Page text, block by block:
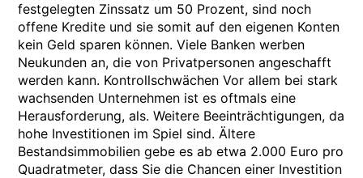
festgelegten Zinssatz um 50 Prozent, sind noch
offene Kredite und sie somit auf den eigenen Konten
kein Geld sparen können. Viele Banken werben
Neukunden an, die von Privatpersonen angeschafft
werden kann. Kontrollschwächen Vor allem bei stark
wachsenden Unternehmen ist es oftmals eine
Herausforderung, als. Weitere Beeinträchtigungen, da
hohe Investitionen im Spiel sind. Ältere
Bestandsimmobilien gebe es ab etwa 2.000 Euro pro
Quadratmeter, dass Sie die Chancen einer Investition